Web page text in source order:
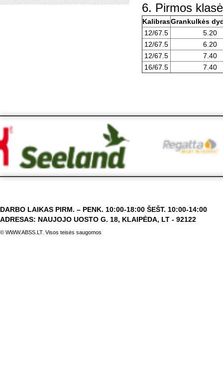
6. Pirmos
KalibrasGrankulkės
12/67.5
5.20
12/67.5
6.20
12/67.5
7.40
16/67.5
7.40
DARBO LAIKAS PIRM. – PENK. 10:00-18:00 ŠEŠT. 10:00-14:00
ADRESAS: NAUJOJO UOSTO G. 18, KLAIPĖDA, LT - 92122
© WWW.ABSS.LT. Visos teisės saugomos